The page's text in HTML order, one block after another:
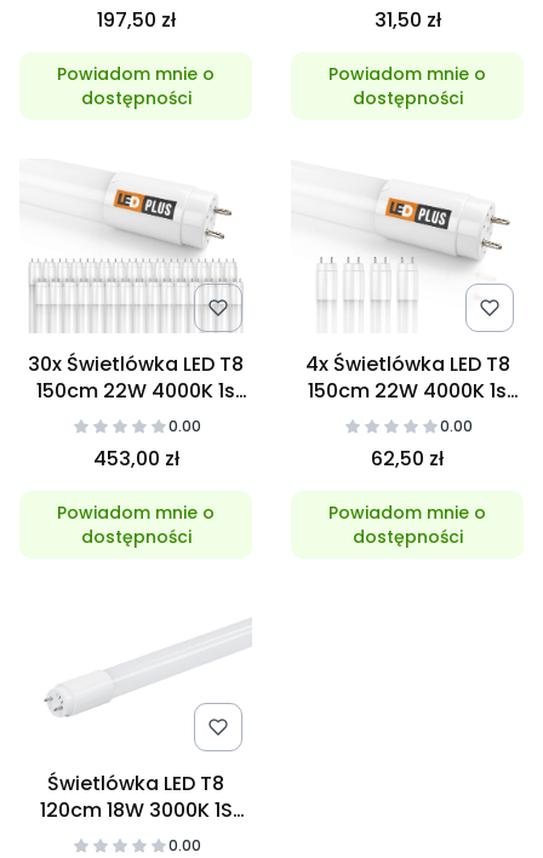
197,50 zł
Powiadom mnie o
dostępności
31,50 zł
Powiadom mnie o
dostępności
30x Świetlówka LED T8
150cm 22W 4000K 1s
NANO 0.00
453,00 zł
Powiadom mnie o
dostępności
4x Świetlówka LED T8
150cm 22W 4000K 1s
NANO 0.00
62,50 zł
Powiadom mnie o
dostępności
Świetlówka LED T8
120cm 18W 3000K 1S
Glass 0.00